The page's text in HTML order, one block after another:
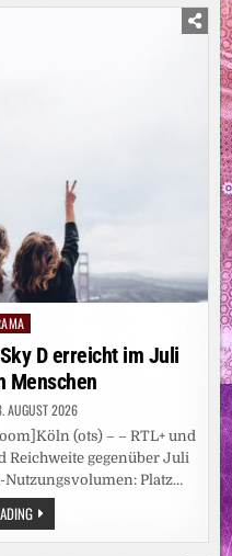
D erreicht im Juli
Menschen
AUGUST 2026
(ots) – – RTL+ und
Reichweite gegenüber Juli
Platz…
GEMEINSAM
STARK:
RTL+